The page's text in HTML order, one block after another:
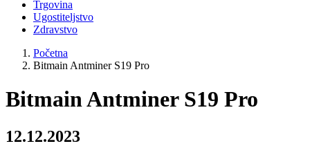
Trgovina
Ugostiteljstvo
Zdravstvo
Početna
Bitmain Antminer S19 Pro
Bitmain Antminer S19 Pro
12.12.2023